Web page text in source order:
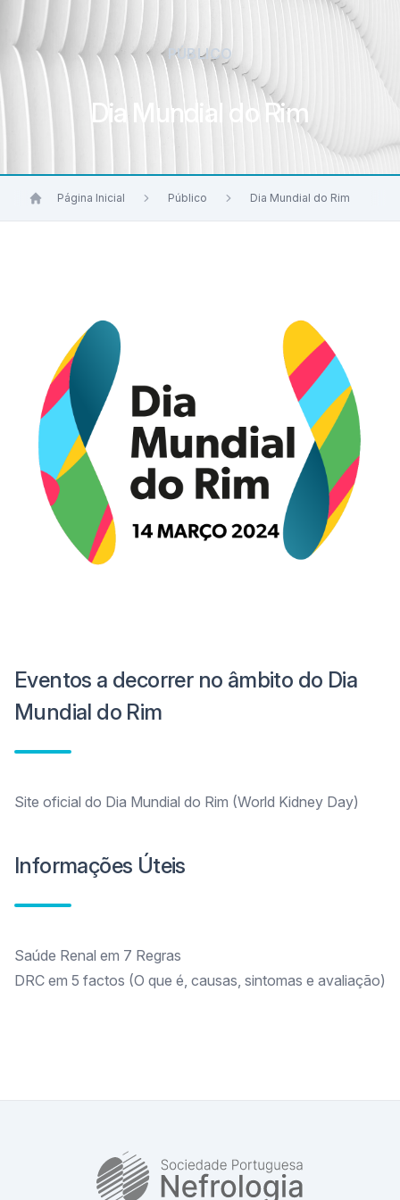
PÚBLICO
Dia Mundial do Rim
Página Inicial Público Dia Mundial do Rim
Eventos a decorrer no âmbito do Dia
Mundial do Rim
Site oficial do Dia Mundial do Rim (World Kidney Day)
Informações Úteis
Saúde Renal em 7 Regras
DRC em 5 factos (O que é, causas, sintomas e avaliação)